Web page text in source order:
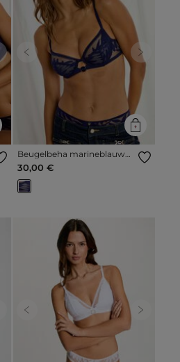
Previous Next
Beugelbeha marineblauw
vrouw
30,00 €
Previous Next